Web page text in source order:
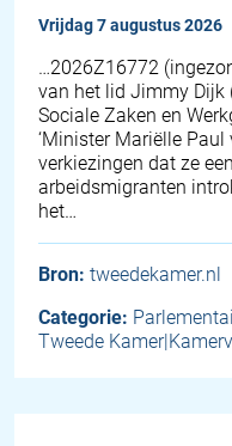
vrijdag 7 augustus 2026
… 2026Z16772
van het lid Jimmy Dijk
Sociale Zaken en
‘Minister Mariëlle
verkiezingen dat ze
arbeidsmigranten
het…
Bron: tweedekamer.nl
Categorie:
Tweede